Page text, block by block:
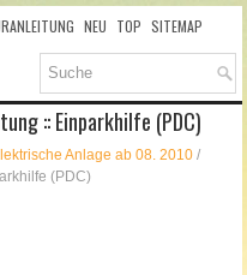
NEU TOP SITEMAP
:: Einparkhilfe (PDC)
Anlage ab 08. 2010 /
(PDC)